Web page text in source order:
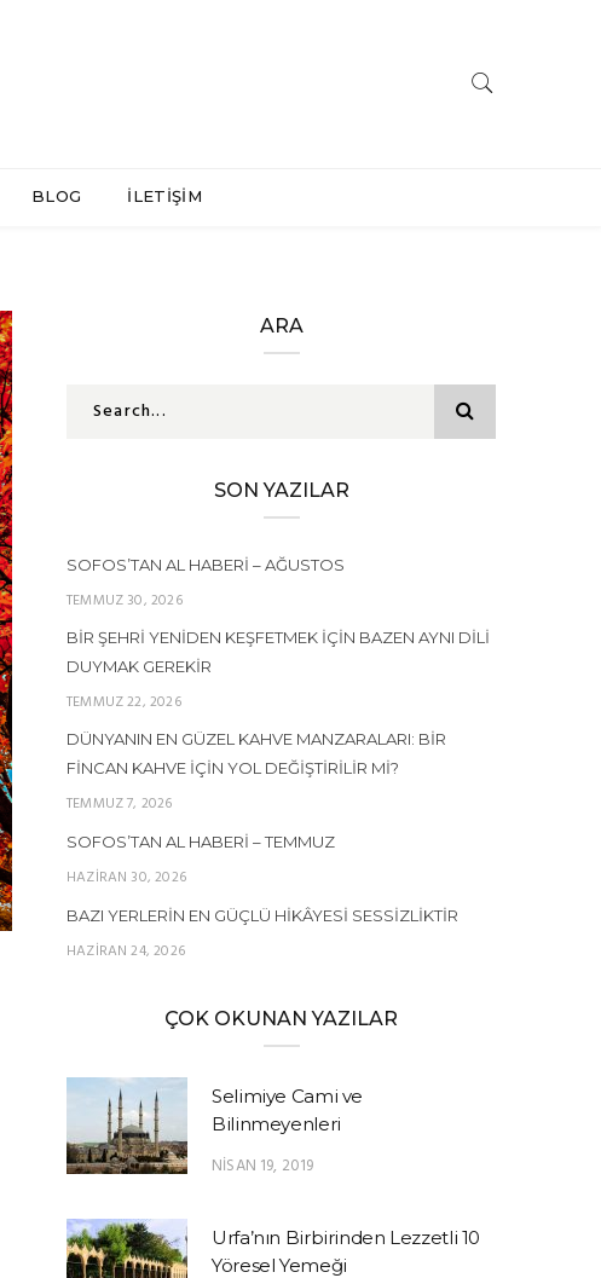
BLOG İLETİŞİM
ARA
SON YAZILAR
SOFOS’TAN AL HABERI – AĞUSTOS
TEMMUZ 30, 2026
BIR ŞEHRI YENIDEN KEŞFETMEK İÇIN BAZEN AYNI DILI
DUYMAK GEREKIR
TEMMUZ 22, 2026
DÜNYANIN EN GÜZEL KAHVE MANZARALARI: BIR
FINCAN KAHVE İÇIN YOL DEĞIŞTIRILIR MI?
TEMMUZ 7, 2026
SOFOS’TAN AL HABERI – TEMMUZ
HAZIRAN 30, 2026
BAZI YERLERIN EN GÜÇLÜ HIKÂYESI SESSIZLIKTIR
HAZIRAN 24, 2026
ÇOK OKUNAN YAZILAR
Selimiye Cami ve
Bilinmeyenleri
NISAN 19, 2019
Urfa’nın Birbirinden Lezzetli 10
Yöresel Yemeği